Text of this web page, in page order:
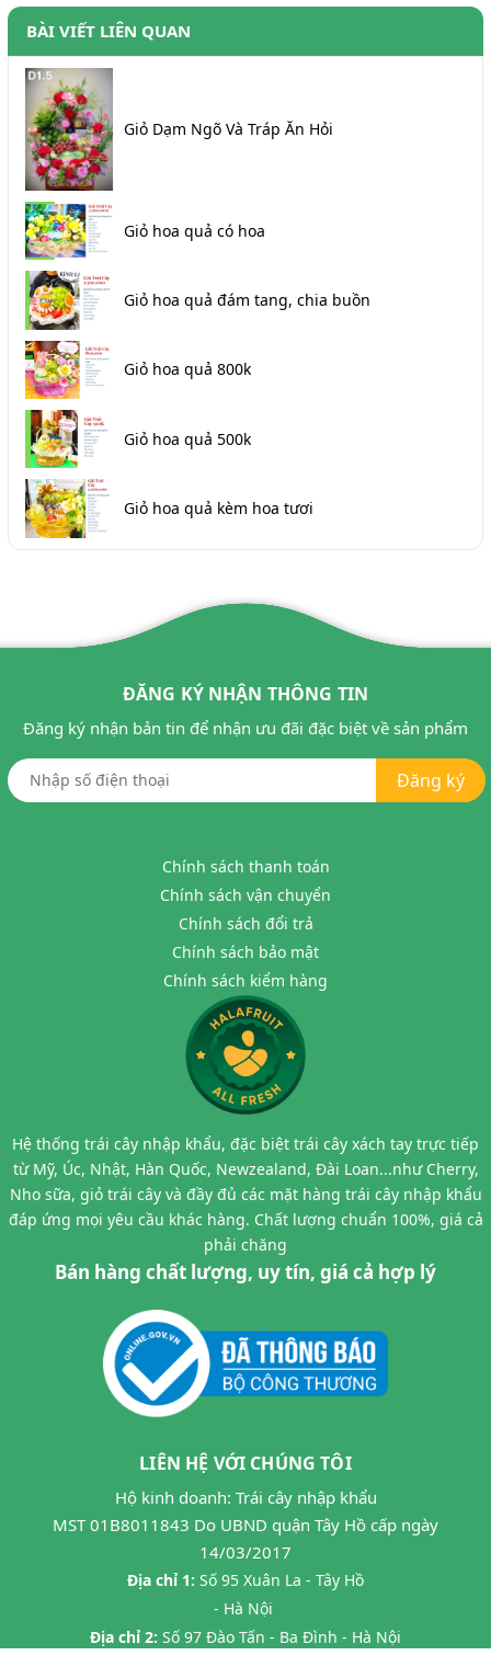
BÀI VIẾT LIÊN QUAN
Giỏ Dạm Ngõ Và Tráp Ăn Hỏi
Giỏ hoa quả có hoa
Giỏ hoa quả đám tang, chia buồn
Giỏ hoa quả 800k
Giỏ hoa quả 500k
Giỏ hoa quả kèm hoa tươi
ĐĂNG KÝ NHẬN THÔNG TIN
Đăng ký nhận bản tin để nhận ưu đãi đặc biệt về sản phẩm
Đăng ký
Chính sách thanh toán
Chính sách vận chuyển
Chính sách đổi trả
Chính sách bảo mật
Chính sách kiểm hàng
Hệ thống trái cây nhập khẩu, đặc biệt trái cây xách tay trực tiếp
từ Mỹ, Úc, Nhật, Hàn Quốc, Newzealand, Đài Loan...như Cherry,
Nho sữa, giỏ trái cây và đầy đủ các mặt hàng trái cây nhập khẩu
đáp ứng mọi yêu cầu khác hàng. Chất lượng chuẩn 100%, giá cả
phải chăng
Bán hàng chất lượng, uy tín, giá cả hợp lý
LIÊN HỆ VỚI CHÚNG TÔI
Hộ kinh doanh: Trái cây nhập khẩu
MST 01B8011843 Do UBND quận Tây Hồ cấp ngày
14/03/2017
Địa chỉ 1: Số 95 Xuân La - Tây Hồ
- Hà Nội
Địa chỉ 2: Số 97 Đào Tấn - Ba Đình - Hà Nội